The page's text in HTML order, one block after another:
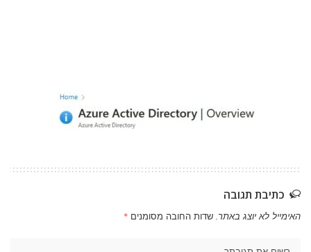
כתיבת תגובה
האימייל לא יוצג באתר. שדות החובה מסומנים *